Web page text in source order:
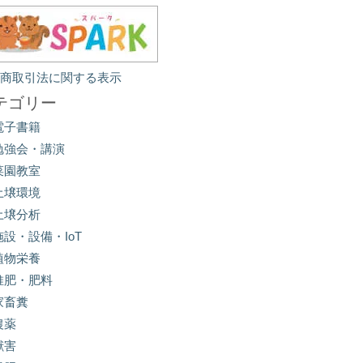
取引法に関する表示
ゴリー
子書籍
強会・講演
園教室
壌環境
壌分析
設・設備・IoT
物栄養
肥・肥料
畜糞
薬
害